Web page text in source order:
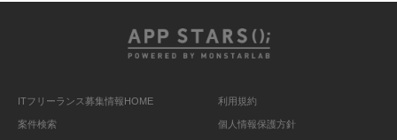
ITフリーランス募集情報HOME
案件検索
利用規約
個人情報保護方針